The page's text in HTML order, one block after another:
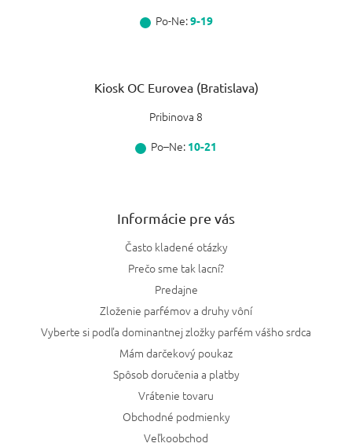
Po-Ne:9-19
Kiosk OC Eurovea (Bratislava)
Pribinova 8
Po–Ne: 10-21
Informácie pre vás
Často kladené otázky
Prečo sme tak lacní?
Predajne
Zloženie parfémov a druhy vôní
Vyberte si podľa dominantnej zložky parfém vášho srdca
Mám darčekový poukaz
Spôsob doručenia a platby
Vrátenie tovaru
Obchodné podmienky
Veľkoobchod